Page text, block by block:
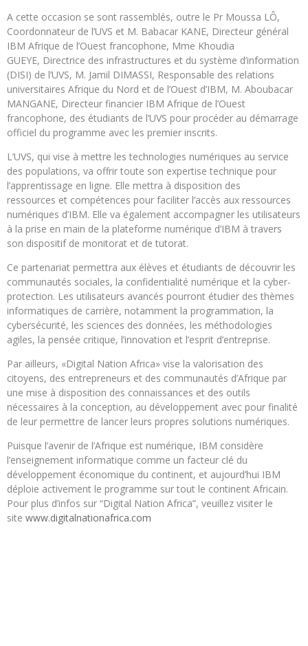
A cette occasion se sont rassemblés, outre le Pr Moussa LÔ,
Coordonnateur de l’UVS et M. Babacar KANE, Directeur général
IBM Afrique de l’Ouest francophone, Mme Khoudia
GUEYE, Directrice des infrastructures et du système d’information
(DISI) de l’UVS, M. Jamil DIMASSI, Responsable des relations
universitaires Afrique du Nord et de l’Ouest d’IBM, M. Aboubacar
MANGANE, Directeur financier IBM Afrique de l’Ouest
francophone, des étudiants de l’UVS pour procéder au démarrage
officiel du programme avec les premier inscrits.
L’UVS, qui vise à mettre les technologies numériques au service
des populations, va offrir toute son expertise technique pour
l’apprentissage en ligne. Elle mettra à disposition des
ressources et compétences pour faciliter l’accès aux ressources
numériques d’IBM. Elle va également accompagner les utilisateurs
à la prise en main de la plateforme numérique d’IBM à travers
son dispositif de monitorat et de tutorat.
Ce partenariat permettra aux élèves et étudiants de découvrir les
communautés sociales, la confidentialité numérique et la cyber-
protection. Les utilisateurs avancés pourront étudier des thèmes
informatiques de carrière, notamment la programmation, la
cybersécurité, les sciences des données, les méthodologies
agiles, la pensée critique, l’innovation et l’esprit d’entreprise.
Par ailleurs, «Digital Nation Africa» vise la valorisation des
citoyens, des entrepreneurs et des communautés d’Afrique par
une mise à disposition des connaissances et des outils
nécessaires à la conception, au développement avec pour finalité
de leur permettre de lancer leurs propres solutions numériques.
Puisque l’avenir de l’Afrique est numérique, IBM considère
l’enseignement informatique comme un facteur clé du
développement économique du continent, et aujourd’hui IBM
déploie activement le programme sur tout le continent Africain.
Pour plus d’infos sur “Digital Nation Africa”, veuillez visiter le
site www.digitalnationafrica.com